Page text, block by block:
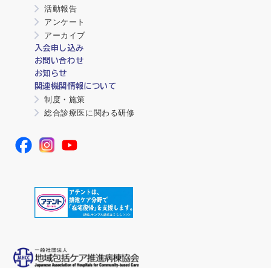
活動報告
アンケート
アーカイブ
入会申し込み
お問い合わせ
お知らせ
関連機関情報について
制度・施策
総合診療医に関わる研修